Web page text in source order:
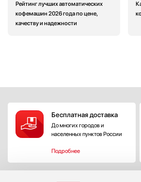
Рейтинг лучших автоматических
кофемашин 2026 года по цене,
качеству и надежности
Бесплатная доставка
До многих городов и
населенных пунктов России
Подробнее